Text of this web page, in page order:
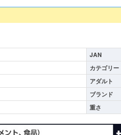
JAN
カテゴリー
アダルト
ブランド
重さ